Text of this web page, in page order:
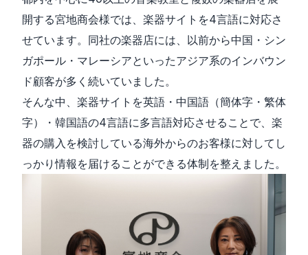
開する宮地商会様では、楽器サイトを4言語に対応さ
せています。同社の楽器店には、以前から中国・シン
ガポール・マレーシアといったアジア系のインバウン
ド顧客が多く続いていました。
そんな中、楽器サイトを英語・中国語（簡体字・繁体
字）・韓国語の4言語に多言語対応させることで、楽
器の購入を検討している海外からのお客様に対してし
っかり情報を届けることができる体制を整えました。